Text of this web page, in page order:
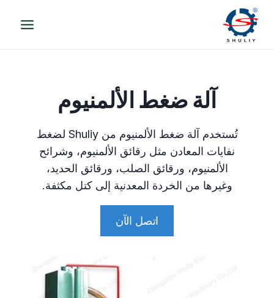
التجاوز
المحتوى
آلة ضغط الألمنيوم
تُستخدم آلة ضغط الألمنيوم من Shuliy لضغط
نفايات المعادن مثل رقائق الألمنيوم، وشرائح
الألمنيوم، ورقائق الصلب، ورقائق الحديد،
وغيرها من الخردة المعدنية إلى كتل مكثفة.
اتصل الآن